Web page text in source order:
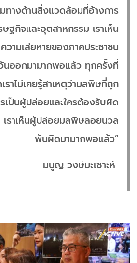
ทางด้านสิ่งแวดล้อมที่อ้างการ
ษฐกิจและอุตสาหกรรม เราเห็น
วามเสียหายของภาคประชาชน
นออกมามากพอแล้ว ทุกครั้งที่
เราไม่เคยรู้สาเหตุว่ามลพิษที่ถูก
เป็นผู้ปล่อยและใครต้องรับผิด
ราเห็นผู้ปล่อยมลพิษลอยนวล
พ้นผิดมามากพอแล้ว”
มนูญ วงษ์มะเซาะห์